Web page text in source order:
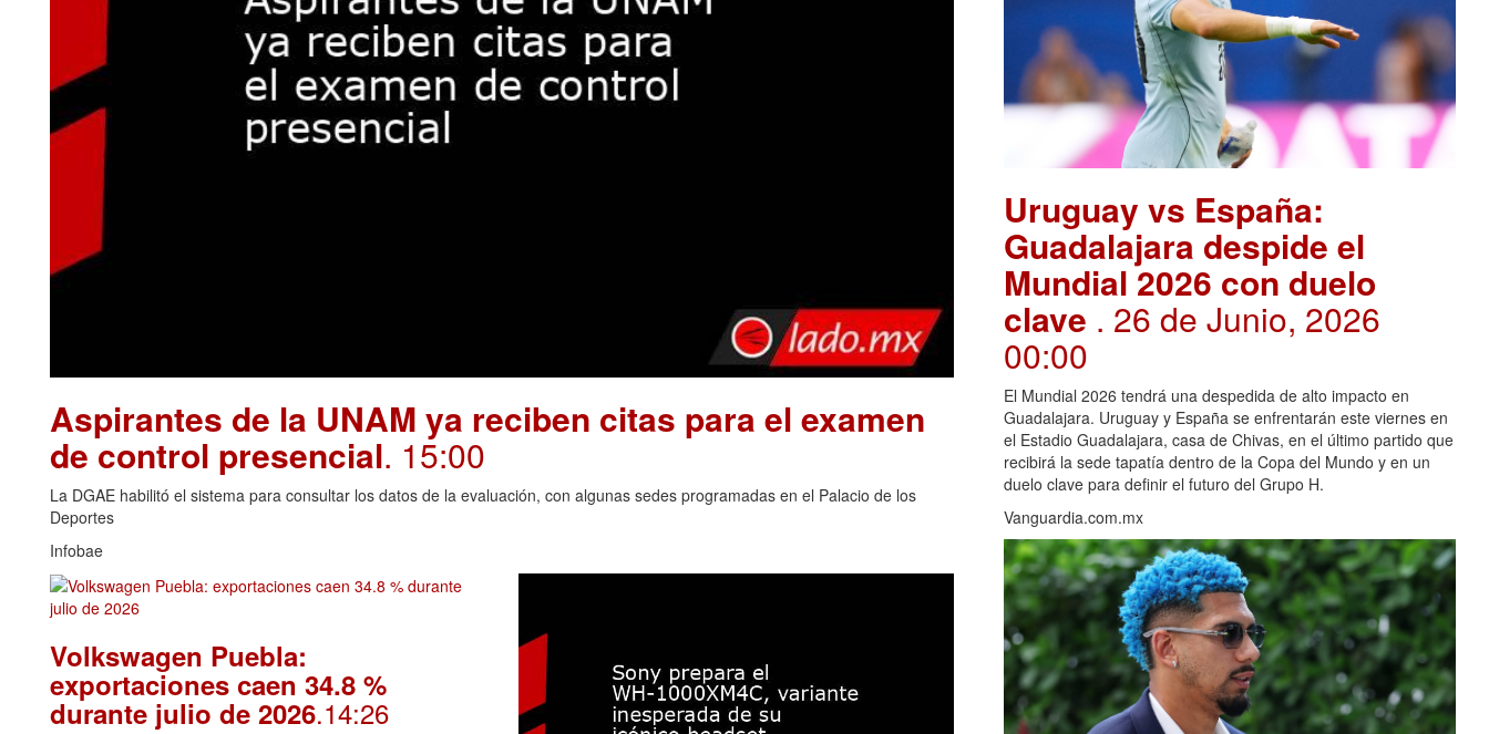
Aspirantes de la UNAM ya reciben citas para el examen
de control presencial. 15:00
La DGAE habilitó el sistema para consultar los datos de la evaluación, con algunas sedes programadas en el Palacio de los
Deportes
Infobae
Volkswagen Puebla:
exportaciones caen 34.8 %
durante julio de 2026.14:26
Uruguay vs España:
Guadalajara despide el
Mundial 2026 con duelo
clave . 26 de Junio, 2026
00:00
El Mundial 2026 tendrá una despedida de alto impacto en
Guadalajara. Uruguay y España se enfrentarán este viernes en
el Estadio Guadalajara, casa de Chivas, en el último partido que
recibirá la sede tapatía dentro de la Copa del Mundo y en un
duelo clave para definir el futuro del Grupo H.
Vanguardia.com.mx